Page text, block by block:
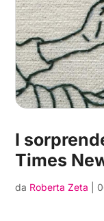
I
Times
da Roberta Zeta